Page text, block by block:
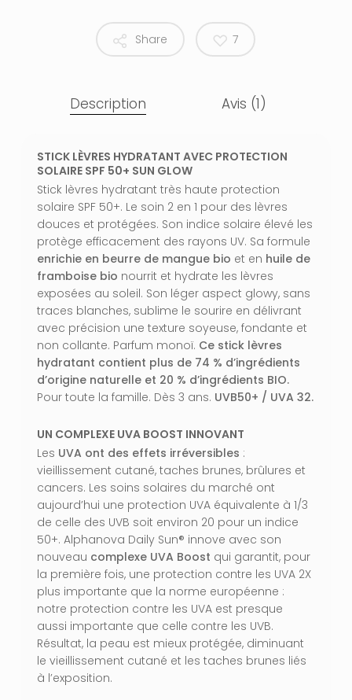
Share 7
Description Avis (1)
STICK LÈVRES HYDRATANT AVEC PROTECTION
SOLAIRE SPF 50+ SUN GLOW
Stick lèvres hydratant très haute protection
solaire SPF 50+. Le soin 2 en 1 pour des lèvres
douces et protégées. Son indice solaire élevé les
protège efficacement des rayons UV. Sa formule
enrichie en beurre de mangue bio et en huile de
framboise bio nourrit et hydrate les lèvres
exposées au soleil. Son léger aspect glowy, sans
traces blanches, sublime le sourire en délivrant
avec précision une texture soyeuse, fondante et
non collante. Parfum monoï. Ce stick lèvres
hydratant contient plus de 74 % d’ingrédients
d’origine naturelle et 20 % d’ingrédients BIO.
Pour toute la famille. Dès 3 ans. UVB50+ / UVA 32.
UN COMPLEXE UVA BOOST INNOVANT
Les UVA ont des effets irréversibles :
vieillissement cutané, taches brunes, brûlures et
cancers. Les soins solaires du marché ont
aujourd’hui une protection UVA équivalente à 1/3
de celle des UVB soit environ 20 pour un indice
50+. Alphanova Daily Sun® innove avec son
nouveau complexe UVA Boost qui garantit, pour
la première fois, une protection contre les UVA 2X
plus importante que la norme européenne :
notre protection contre les UVA est presque
aussi importante que celle contre les UVB.
Résultat, la peau est mieux protégée, diminuant
le vieillissement cutané et les taches brunes liés
à l’exposition.